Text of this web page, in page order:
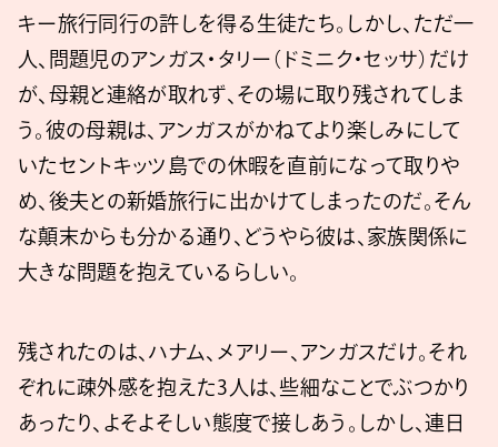
キー旅行同行の許しを得る生徒たち。しかし、ただ一
人、問題児のアンガス・タリー（ドミニク・セッサ）だけ
が、母親と連絡が取れず、その場に取り残されてしま
う。彼の母親は、アンガスがかねてより楽しみにして
いたセントキッツ島での休暇を直前になって取りや
め、後夫との新婚旅行に出かけてしまったのだ。そん
な顛末からも分かる通り、どうやら彼は、家族関係に
大きな問題を抱えているらしい。
残されたのは、ハナム、メアリー、アンガスだけ。それ
ぞれに疎外感を抱えた3人は、些細なことでぶつかり
あったり、よそよそしい態度で接しあう。しかし、連日